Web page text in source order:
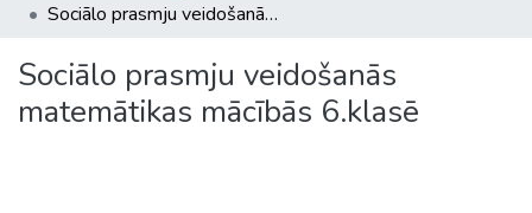
Sociālo prasmju veidošanās matemātikas mācībās 6.klasē
Sociālo prasmju veidošanās
matemātikas mācībās 6.klasē